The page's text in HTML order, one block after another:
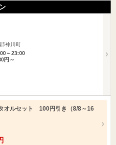
神川町
～23:00
円～
オルセット 100円引き（8/8～16